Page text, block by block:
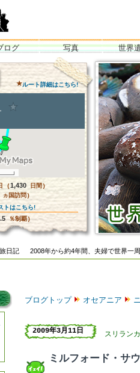
ログ 写真 世界
★ルート詳細はこちら!
(1,430 日間)
ヵ国訪問)
トはこちら!
％制覇)
世界遺産イェーイ
全部見るぞ
グ！<br />写
旅日記 2008年から約4年間、夫婦で世界一周
ブログトップ オセアニア
2009年3月11日 スリランカ
ミルフォード・サ